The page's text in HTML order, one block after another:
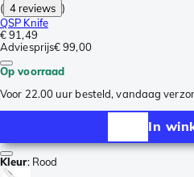
( 4 reviews )
QSP Knife
€ 91,49
Adviesprijs€ 99,00
Op voorraad
Voor 22.00 uur besteld, vandaag
In
Kleur: Rood